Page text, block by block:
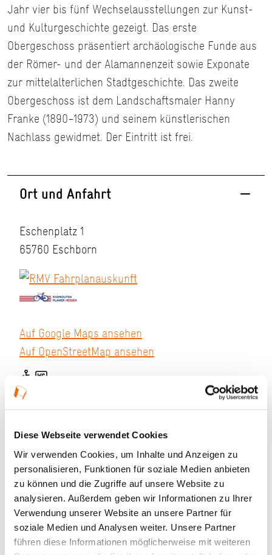
Diese Webseite verwendet Cookies
Wir verwenden Cookies, um Inhalte und Anzeigen zu
personalisieren, Funktionen für soziale Medien anbieten
zu können und die Zugriffe auf unsere Website zu
analysieren. Außerdem geben wir Informationen zu Ihrer
Verwendung unserer Website an unsere Partner für
soziale Medien und Analysen weiter. Unsere Partner
führen diese Informationen möglicherweise mit weiteren
Jahr vier bis fünf Wechselausstellungen zur Kunst-
und Kulturgeschichte gezeigt. Das erste
Obergeschoss präsentiert archäologische Funde aus
der Römer- und der Alamannenzeit sowie Exponate
zur mittelalterlichen Stadtgeschichte. Das zweite
Obergeschoss ist dem Landschaftsmaler Hanny
Franke (1890–1973) und seinem künstlerischen
Nachlass gewidmet. Der Eintritt ist frei.
Ort und Anfahrt
Eschenplatz 1
65760 Eschborn
Auf Google Maps ansehen
Auf OpenStreetMap ansehen